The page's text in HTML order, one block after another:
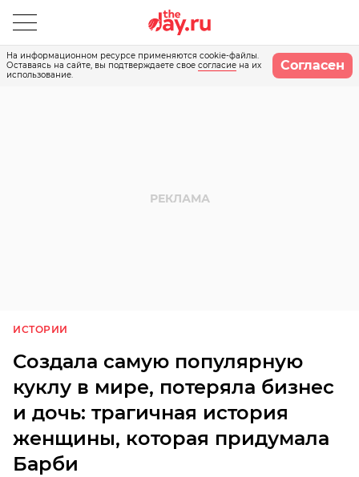
На информационном ресурсе применяются cookie-файлы.
Оставаясь на сайте, вы подтверждаете свое согласие на их
использование.
Согласен
ИСТОРИИ
Создала самую популярную
куклу в мире, потеряла бизнес
и дочь: трагичная история
женщины, которая придумала
Барби